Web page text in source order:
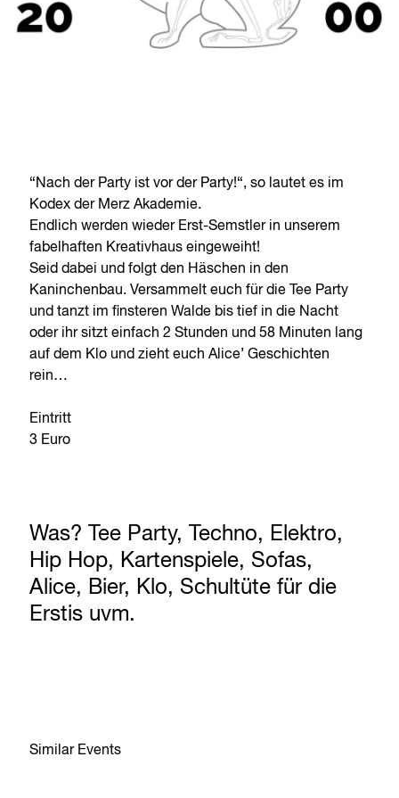
“Nach der Party ist vor der Party!“, so lautet es im
Kodex der Merz Akademie.
Endlich werden wieder Erst-Semstler in unserem
fabelhaften Kreativhaus eingeweiht!
Seid dabei und folgt den Häschen in den
Kaninchenbau. Versammelt euch für die Tee Party
und tanzt im finsteren Walde bis tief in die Nacht
oder ihr sitzt einfach 2 Stunden und 58 Minuten lang
auf dem Klo und zieht euch Alice’ Geschichten
rein…
Eintritt
3 Euro
Was? Tee Party, Techno, Elektro,
Hip Hop, Kartenspiele, Sofas,
Alice, Bier, Klo, Schultüte für die
Erstis uvm.
Similar Events